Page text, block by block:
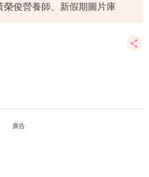
榮俊營養師、新假期圖片庫
廣告